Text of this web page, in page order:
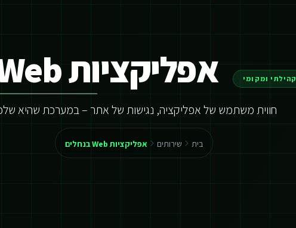
קהילתי ומקומי אפליקציות Web בנחלים
חווית משתמש של אפליקציה, נגישות של אתר – במערכת שהיא
בית שירותים אפליקציות Web בנחלים